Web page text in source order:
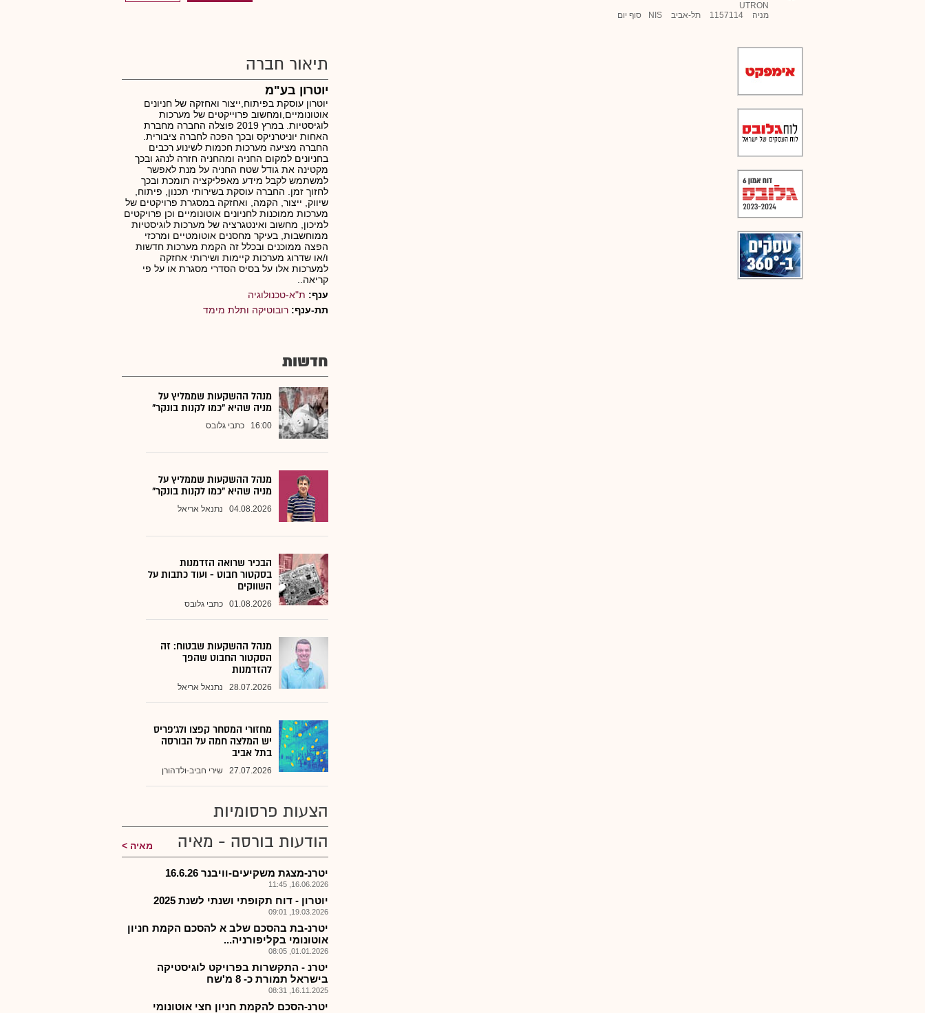
UTRON
מניה
1157114 תל-אביב NIS סוף יום
תיאור חברה
יוטרון בע"מ
יוטרון עוסקת בפיתוח,ייצור ואחזקה של חניונים
אוטונומיים,ומחשוב פרוייקטים של מערכות
לוגיסטיות. במרץ 2019 פוצלה החברה מחברת
האחות יוניטרניקס ובכך הפכה לחברה ציבורית.
החברה מציעה מערכות חכמות לשינוע רכבים
בחניונים למקום החניה ומהחניה חזרה לנהג ובכך
מקטינה את גודל שטח החניה על מנת לאפשר
למשתמש לקבל מידע מאפליקציה תומכת ובכך
לחזוך זמן. החברה עוסקת בשירותי תכנון, פיתוח,
שיווק, ייצור, הקמה, ואחזקה במסגרת פרויקטים של
מערכות ממוכנות לחניונים אוטונומיים וכן פרויקטים
למיכון, מחשוב ואינטגרציה של מערכות לוגיסטיות
ממוחשבות, בעיקר מחסנים אוטומטיים ומרכזי
הפצה ממוכנים ובכלל זה הקמת מערכות חדשות
ו/או שדרוג מערכות קיימות ושירותי אחזקה
למערכות אלו על בסיס הסדרי מסגרת או על פי
קריאה..
ענף: ת"א-טכנולוגיה
תת-ענף: רובוטיקה ותלת מימד
חדשות
מנהל ההשקעות שממליץ על
מניה שהיא "כמו לקנות בונקר"
16:00 כתבי גלובס
מנהל ההשקעות שממליץ על
מניה שהיא "כמו לקנות בונקר"
04.08.2026 נתנאל אריאל
הבכיר שרואה הזדמנות
בסקטור חבוט - ועוד כתבות על
השווקים
01.08.2026 כתבי גלובס
מנהל ההשקעות שבטוח: זה
הסקטור החבוט שהפך
להזדמנות
28.07.2026 נתנאל אריאל
מחזורי המסחר קפצו ולג'פריס
יש המלצה חמה על הבורסה
בתל אביב
27.07.2026 שירי חביב-ולדהורן
הצעות פרסומיות
הודעות בורסה - מאיה
מאיה
יטרנ-מצגת משקיעים-וויבנר 16.6.26
16.06.2026, 11:45
יוטרון - דוח תקופתי ושנתי לשנת 2025
19.03.2026, 09:01
יטרנ-בת בהסכם שלב א להסכם הקמת חניון
אוטונומי בקליפורניה...
01.01.2026, 08:05
יטרנ - התקשרות בפרויקט לוגיסטיקה
בישראל תמורת כ- 8 מ'שח
16.11.2025, 08:31
יטרנ-הסכם להקמת חניון חצי אוטונומי